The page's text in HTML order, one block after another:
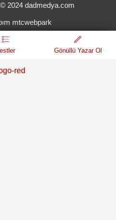
© 2024 dadmedya.com
mtcwebpark
Gönüllü Yazar Ol